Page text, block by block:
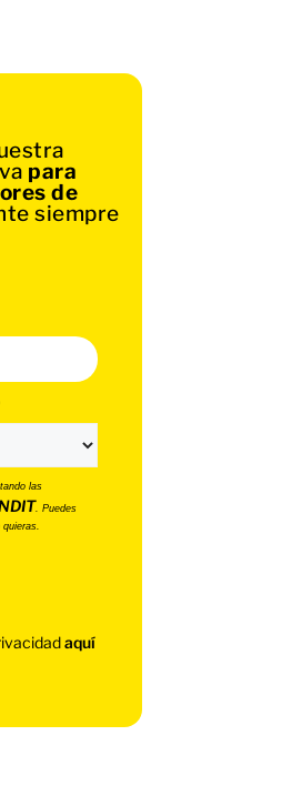
para
de
siempre
las
. Puedes
aquí